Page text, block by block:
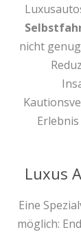
nicht
Luxus
Eine
möglich: